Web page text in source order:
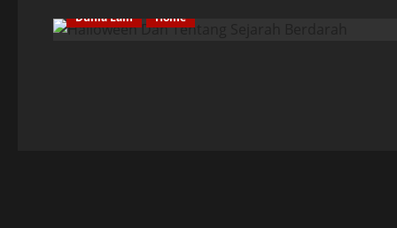
Dunia Lain Home